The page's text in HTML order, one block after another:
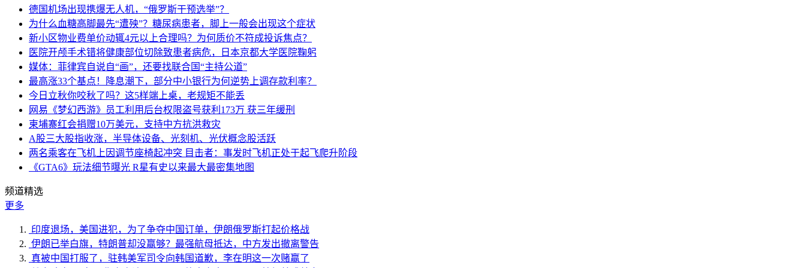
德国机场出现携爆无人机，“俄罗斯干预选举”？
为什么血糖高脚最先“遭殃”？糖尿病患者，脚上一般会出现这个症状
新小区物业费单价动辄4元以上合理吗？为何质价不符成投诉焦点？
医院开颅手术错将健康部位切除致患者病危，日本京都大学医院鞠躬
媒体：菲律宾自说自“画”，还要找联合国“主持公道”
最高涨33个基点！降息潮下，部分中小银行为何逆势上调存款利率？
今日立秋你咬秋了吗？这5样端上桌，老规矩不能丢
网易《梦幻西游》员工利用后台权限盗号获利173万 获三年缓刑
柬埔寨红会捐赠10万美元，支持中方抗洪救灾
A股三大股指收涨，半导体设备、光刻机、光伏概念股活跃
两名乘客在飞机上因调节座椅起冲突 目击者：事发时飞机正处于起飞爬升阶段
《GTA6》玩法细节曝光 R星有史以来最大最密集地图
频道精选
更多
印度退场，美国进犯，为了争夺中国订单，伊朗俄罗斯打起价格战
伊朗已举白旗，特朗普却没赢够？最强航母抵达，中方发出撤离警告
真被中国打服了，驻韩美军司令向韩国道歉，李在明这一次赌赢了